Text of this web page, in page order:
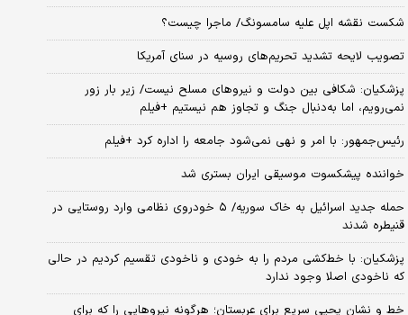
شکست نقشه اپل علیه سامسونگ/ ماجرا چیست؟
تصویب لایحه تشدید تحریم‌های روسیه در سنای آمریکا
پزشکیان: شکافی بین دولت و نیروهای مسلح نیست/ زیر بار زور
نمی‌رویم، اما به‌دنبال جنگ و تجاوز هم نیستیم +فیلم
رئیس‌جمهور: با امر و نهی نمی‌شود جامعه را اداره کرد +فیلم
خواننده پیشکسوت موسیقی ایران بستری شد
حمله جدید اسرائیل به خاک سوریه/ ۵ خودروی نظامی وارد روستایی در
قنیطره شدند
پزشکیان: با خط‌کشی مردم را به خودی و ناخودی تقسیم کردیم در حالی
که ناخودی اصلا وجود ندارد
خط و نشان یحیی سریع برای عربستان؛ هرگونه نیروهایی را که برای